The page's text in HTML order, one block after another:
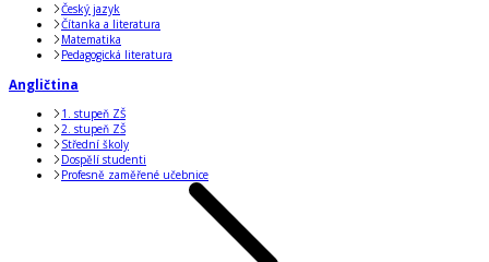
Český jazyk
Čítanka a literatura
Matematika
Pedagogická literatura
Angličtina
1. stupeň ZŠ
2. stupeň ZŠ
Střední školy
Dospělí studenti
Profesně zaměřené učebnice